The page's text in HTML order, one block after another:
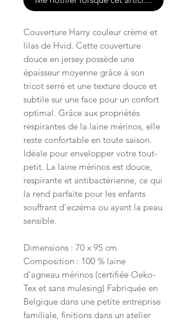
Couverture Harry couleur crème et
lilas de Hvid. Cette couverture
douce en jersey possède une
épaisseur moyenne grâce à son
tricot serré et une texture douce et
subtile sur une face pour un confort
optimal. Grâce aux propriétés
respirantes de la laine mérinos, elle
reste confortable en toute saison.
Idéale pour envelopper votre tout-
petit. La laine mérinos est douce,
respirante et antibactérienne, ce qui
la rend parfaite pour les enfants
souffrant d'eczéma ou ayant la peau
sensible.
Dimensions : 70 x 95 cm
Composition : 100 % laine
d'agneau mérinos (certifiée Oeko-
Tex et sans mulesing) Fabriquée en
Belgique dans une petite entreprise
familiale, finitions dans un atelier